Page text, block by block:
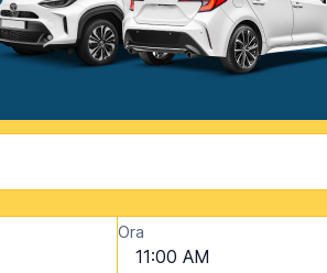
Ora
11:00 AM